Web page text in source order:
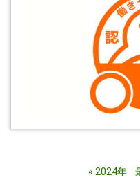
« 2024年